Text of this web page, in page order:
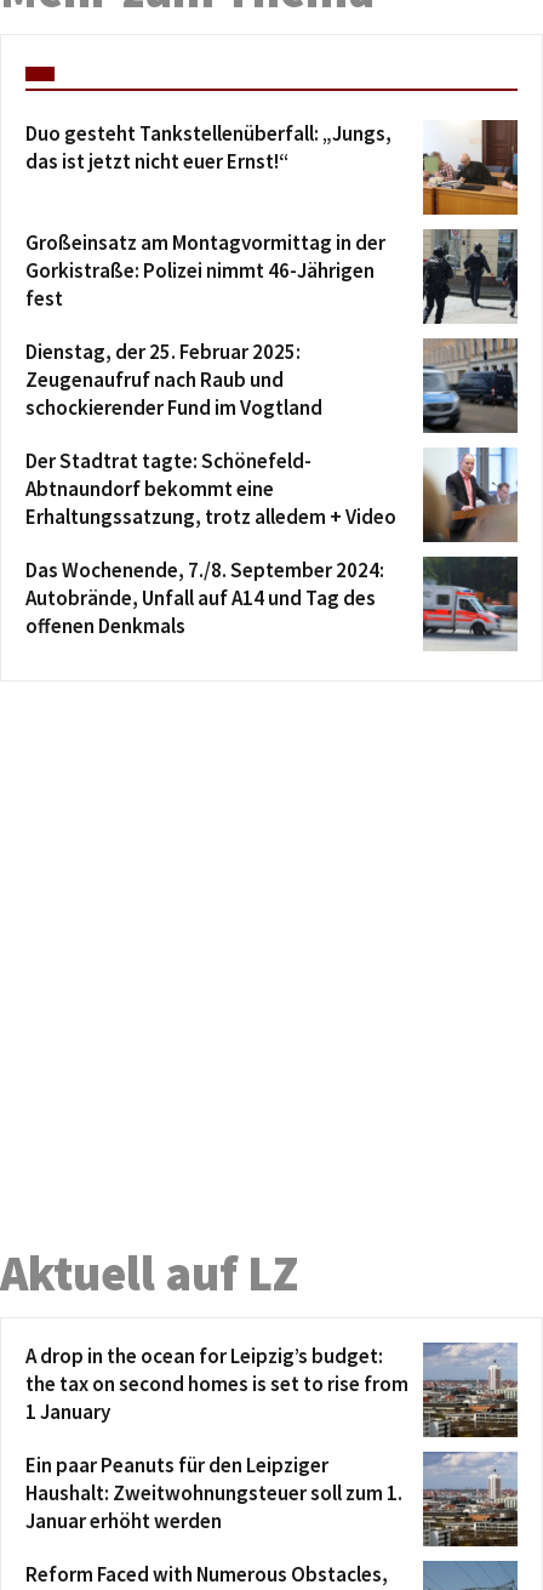
Duo gesteht Tankstellenüberfall: „Jungs,
das ist jetzt nicht euer Ernst!“
Großeinsatz am Montagvormittag in der
Gorkistraße: Polizei nimmt 46-Jährigen
fest
Dienstag, der 25. Februar 2025:
Zeugenaufruf nach Raub und
schockierender Fund im Vogtland
Der Stadtrat tagte: Schönefeld-
Abtnaundorf bekommt eine
Erhaltungssatzung, trotz alledem + Video
Das Wochenende, 7./8. September 2024:
Autobrände, Unfall auf A14 und Tag des
offenen Denkmals
Aktuell auf LZ
A drop in the ocean for Leipzig’s budget:
the tax on second homes is set to rise from
1 January
Ein paar Peanuts für den Leipziger
Haushalt: Zweitwohnungsteuer soll zum 1.
Januar erhöht werden
Reform Faced with Numerous Obstacles,